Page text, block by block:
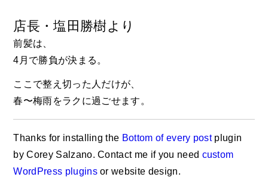
店長・塩田勝樹より
前髪は、
4月で勝負が決まる。
ここで整え切った人だけが、
春〜梅雨をラクに過ごせます。
Thanks for installing the Bottom of every postplugin
by Corey Salzano. Contact me if you need custom
WordPress pluginsor website design.